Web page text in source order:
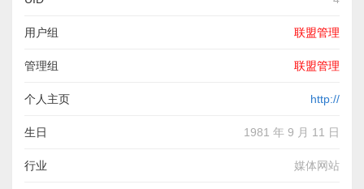
用户组 联盟管理
管理组 联盟管理
个人主页 http://
生日 1981 年 9 月 11 日
行业 媒体网站